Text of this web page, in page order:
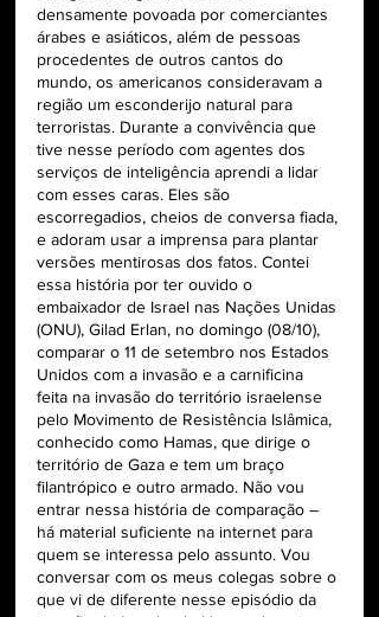
densamente povoada por comerciantes
árabes e asiáticos, além de pessoas
procedentes de outros cantos do
mundo, os americanos consideravam a
região um esconderijo natural para
terroristas. Durante a convivência que
tive nesse período com agentes dos
serviços de inteligência aprendi a lidar
com esses caras. Eles são
escorregadios, cheios de conversa fiada,
e adoram usar a imprensa para plantar
versões mentirosas dos fatos. Contei
essa história por ter ouvido o
embaixador de Israel nas Nações Unidas
(ONU), Gilad Erlan, no domingo (08/10),
comparar o 11 de setembro nos Estados
Unidos com a invasão e a carnificina
feita na invasão do território israelense
pelo Movimento de Resistência Islâmica,
conhecido como Hamas, que dirige o
território de Gaza e tem um braço
filantrópico e outro armado. Não vou
entrar nessa história de comparação –
há material suficiente na internet para
quem se interessa pelo assunto. Vou
conversar com os meus colegas sobre o
que vi de diferente nesse episódio da